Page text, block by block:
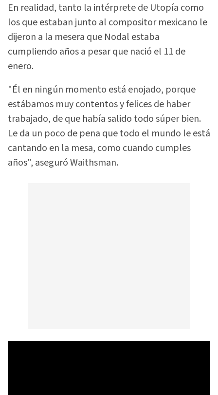
En realidad, tanto la intérprete de Utopía como
los que estaban junto al compositor mexicano le
dijeron a la mesera que Nodal estaba
cumpliendo años a pesar que nació el 11 de
enero.
"Él en ningún momento está enojado, porque
estábamos muy contentos y felices de haber
trabajado, de que había salido todo súper bien.
Le da un poco de pena que todo el mundo le está
cantando en la mesa, como cuando cumples
años", aseguró Waithsman.